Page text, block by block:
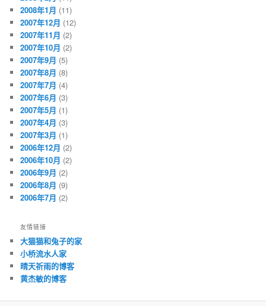
2008年1月 (11)
2007年12月 (12)
2007年11月 (2)
2007年10月 (2)
2007年9月 (5)
2007年8月 (8)
2007年7月 (4)
2007年6月 (3)
2007年5月 (1)
2007年4月 (3)
2007年3月 (1)
2006年12月 (2)
2006年10月 (2)
2006年9月 (2)
2006年8月 (9)
2006年7月 (2)
友情链接
大猫猫和兔子的家
小桥流水人家
晴天祈雨的博客
黄杰敏的博客